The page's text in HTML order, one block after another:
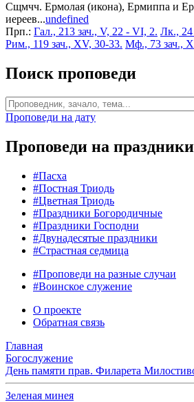
Сщмчч. Ермолая (икона), Ермиппа и
иереев...undefined
Прп.: Гал., 213 зач., V, 22 - VI, 2. Лк., 24
Рим., 119 зач., XV, 30-33. Мф., 73 зач.,
Поиск проповеди
Проповеди на дату
Проповеди на
#Пасха
#Постная Триодь
#Цветная Триодь
#Праздники Богородичные
#Праздники Господни
#Двунадесятые праздники
#Страстная седмица
#Проповеди на разные случаи
#Воинское служение
О проекте
Обратная связь
Главная
Богослужение
День памяти прав. Филарета
Зеленая минея